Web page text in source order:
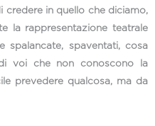
credere in quello che diciamo,
la rappresentazione teatrale
spaventati, cosa
voi che non conoscono la
prevedere qualcosa, ma da